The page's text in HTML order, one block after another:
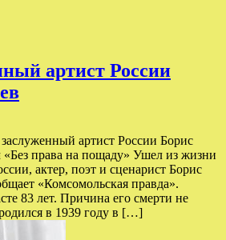
артист России
артист России Борис
права на пощаду» Ушел из жизни
актер, поэт и сценарист Борис
«Комсомольская правда».
83 лет. Причина его смерти не
в 1939 году в […]